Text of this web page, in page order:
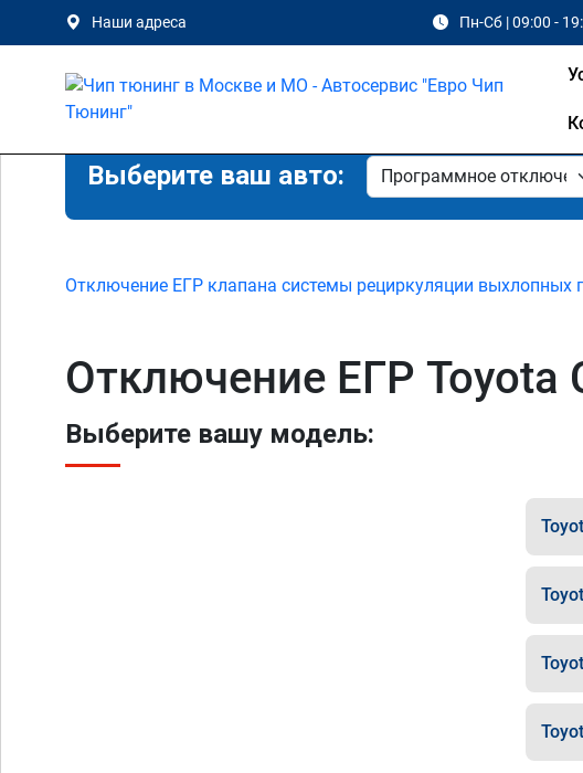
Наши адреса Пн-Сб | 09:00 -
Выберите ваш авто:
Отключение ЕГР клапана системы рециркуляции выхлопных
Отключение ЕГР Toyota
Выберите вашу модель: